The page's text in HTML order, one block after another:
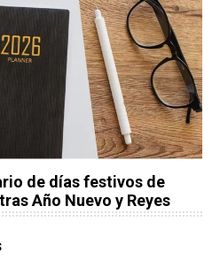
de días festivos de
Año Nuevo y Reyes